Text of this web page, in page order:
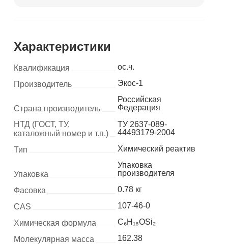
Характеристики
Квалификация
ос.ч.
Производитель
Экос-1
Страна производитель
Российская
Федерация
НТД (ГОСТ, ТУ,
каталожный номер и т.п.)
ТУ 2637-089-
44493179-2004
Тип
Химический реактив
Упаковка
Упаковка
производителя
Фасовка
0.78 кг
CAS
107-46-0
Химическая формула
C₆H₁₈OSi₂
Молекулярная масса
162.38